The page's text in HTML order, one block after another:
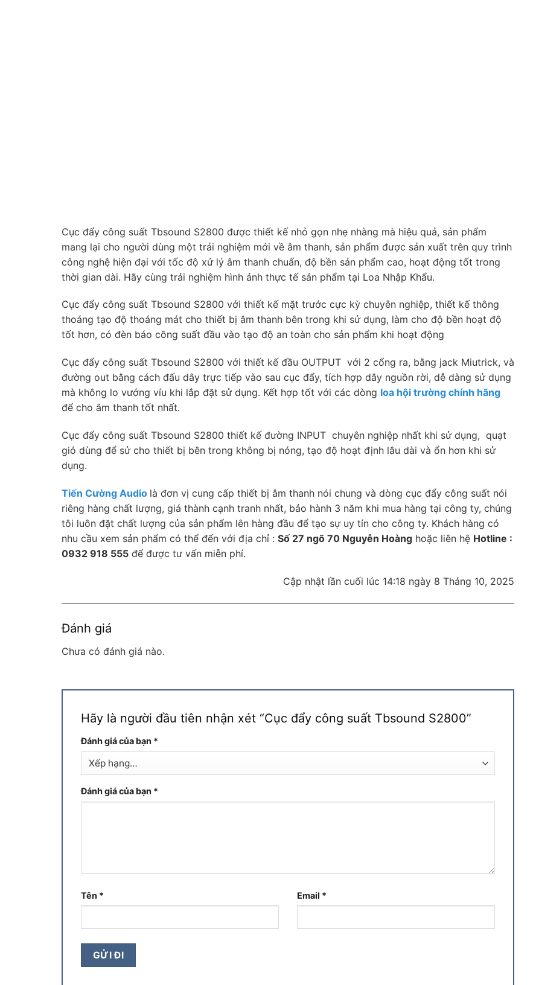
Cục đẩy công suất Tbsound S2800 được thiết kế nhỏ gọn nhẹ nhàng mà hiệu quả, sản phẩm
mang lại cho người dùng một trải nghiệm mới về âm thanh, sản phẩm được sản xuất trên quy trình
công nghệ hiện đại với tốc độ xử lý âm thanh chuẩn, độ bền sản phẩm cao, hoạt động tốt trong
thời gian dài. Hãy cùng trải nghiệm hình ảnh thực tế sản phẩm tại Loa Nhập Khẩu.
Cục đẩy công suất Tbsound S2800 với thiết kế mặt trước cực kỳ chuyên nghiệp, thiết kế thông
thoáng tạo độ thoáng mát cho thiết bị âm thanh bên trong khi sử dụng, làm cho độ bền hoạt độ
tốt hơn, có đèn báo công suất đầu vào tạo độ an toàn cho sản phẩm khi hoạt động
Cục đẩy công suất Tbsound S2800 với thiết kế đầu OUTPUT với 2 cổng ra, bằng jack Miutrick, và
đường out bằng cách đấu dây trực tiếp vào sau cục đẩy, tích hợp dây nguồn rời, dễ dàng sử dụng
mà không lo vướng víu khi lắp đặt sử dụng. Kết hợp tốt với các dòng loa hội trường chính hãng
để cho âm thanh tốt nhất.
Cục đẩy công suất Tbsound S2800 thiết kế đường INPUT chuyên nghiệp nhất khi sử dụng, quạt
gió dùng để sử cho thiết bị bên trong không bị nóng, tạo độ hoạt định lâu dài và ổn hơn khi sử
dụng.
Tiến Cường Audio là đơn vị cung cấp thiết bị âm thanh nói chung và dòng cục đẩy công suất nói
riêng hàng chất lượng, giá thành cạnh tranh nhất, bảo hành 3 năm khi mua hàng tại công ty, chúng
tôi luôn đặt chất lượng của sản phẩm lên hàng đầu để tạo sự uy tín cho công ty. Khách hàng có
nhu cầu xem sản phẩm có thể đến với địa chỉ : Số 27 ngõ 70 Nguyễn Hoàng hoặc liên hệ Hotline :
0932 918 555 để được tư vấn miễn phí.
Cập nhật lần cuối lúc 14:18 ngày 8 Tháng 10, 2025
Đánh giá
Chưa có đánh giá nào.
Hãy là người đầu tiên nhận xét “Cục đẩy công suất Tbsound S2800”
Đánh giá của bạn *
Đánh giá của bạn *
Tên * Email *